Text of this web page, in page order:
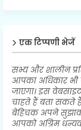
एक टिप्पणी भेजें
सभ्य और शालीन
आपका अधिकार भी
जाएगा। इस
चाहते हैं बता सकते
बेहिचक अपने
आपको अग्रिम